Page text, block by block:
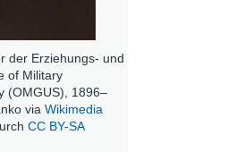
der Erziehungs- und
of Military
(OMGUS), 1896–
via Wikimedia
CC BY-SA